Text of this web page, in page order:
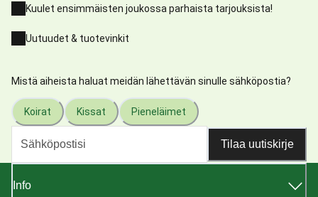
Kuulet ensimmäisten joukossa parhaista tarjouksista!
Uutuudet & tuotevinkit
Mistä aiheista haluat meidän lähettävän sinulle sähköpostia?
Koirat Kissat Pieneläimet
Tilaa uutiskirje
Info